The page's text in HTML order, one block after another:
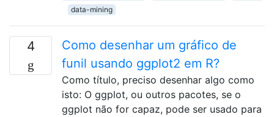
data-mining
4
Como desenhar um gráfico de
funil usando ggplot2 em R?
Como título, preciso desenhar algo como
isto: O ggplot, ou outros pacotes, se o
ggplot não for capaz, pode ser usado para